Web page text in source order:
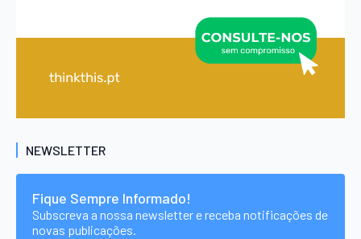
NEWSLETTER
Fique Sempre Informado!
Subscreva a nossa newsletter e receba notificações de
novas publicações.